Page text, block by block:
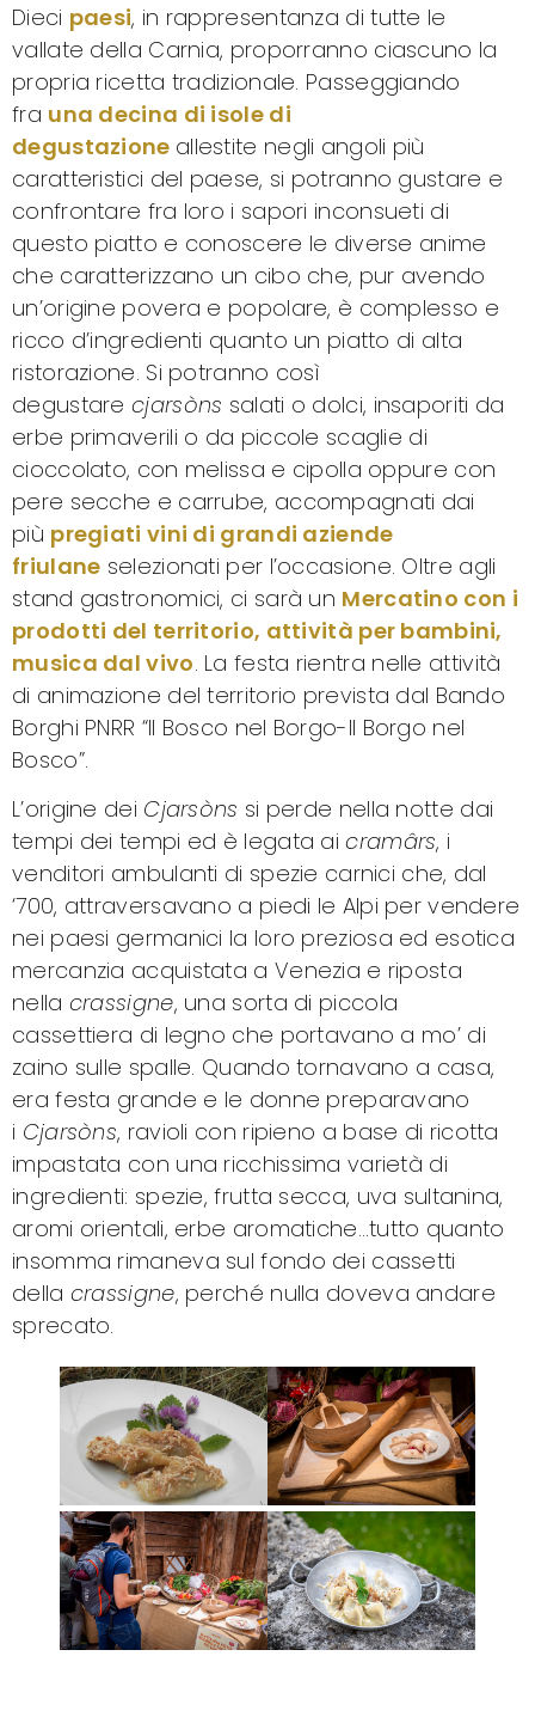
Dieci paesi, in rappresentanza di tutte le
vallate della Carnia, proporranno ciascuno la
propria ricetta tradizionale. Passeggiando
fra una decina di isole di
degustazione allestite negli angoli più
caratteristici del paese, si potranno gustare e
confrontare fra loro i sapori inconsueti di
questo piatto e conoscere le diverse anime
che caratterizzano un cibo che, pur avendo
un’origine povera e popolare, è complesso e
ricco d’ingredienti quanto un piatto di alta
ristorazione. Si potranno così
degustarecjarsòns salati o dolci, insaporiti da
erbe primaverili o da piccole scaglie di
cioccolato, con melissa e cipolla oppure con
pere secche e carrube, accompagnati dai
più pregiati vini di grandi aziende
friulane selezionati per l’occasione. Oltre agli
stand gastronomici, ci sarà un Mercatino con i
prodotti del territorio, attività per bambini,
musica dal vivo. La festa rientra nelle attività
di animazione del territorio prevista dal Bando
Borghi PNRR “Il Bosco nel Borgo-Il Borgo nel
Bosco”.
L’origine dei Cjarsòns si perde nella notte dai
tempi dei tempi ed è legata aicramârs, i
venditori ambulanti di spezie carnici che, dal
‘700, attraversavano a piedi le Alpi per vendere
nei paesi germanici la loro preziosa ed esotica
mercanzia acquistata a Venezia e riposta
nella crassigne, una sorta di piccola
cassettiera di legno che portavano a mo’ di
zaino sulle spalle. Quando tornavano a casa,
era festa grande e le donne preparavano
i Cjarsòns, ravioli con ripieno a base di ricotta
impastata con una ricchissima varietà di
ingredienti: spezie, frutta secca, uva sultanina,
aromi orientali, erbe aromatiche…tutto quanto
insomma rimaneva sul fondo dei cassetti
della crassigne, perché nulla doveva andare
sprecato.